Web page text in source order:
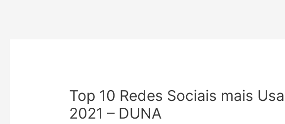
Top 10 Redes Sociais mais
2021 – DUNA